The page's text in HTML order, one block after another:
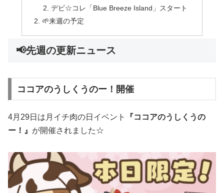
デビ☆コレ「Blue Breeze Island」スタート
🌱来週の予定
📢先週の更新ニュース
ココアのうしくうのー！開催
4月29日は月イチ肉の日イベント
『ココアのうしくうの
ー！』 が開催されました☆